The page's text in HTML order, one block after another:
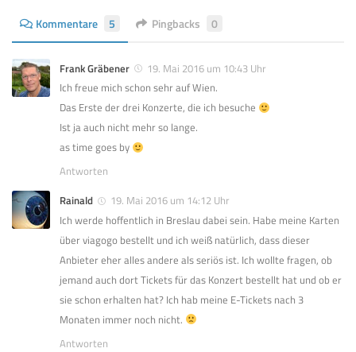
Kommentare 5 Pingbacks 0
Frank Gräbener
19. Mai 2016 um 10:43 Uhr
Ich freue mich schon sehr auf Wien.
Das Erste der drei Konzerte, die ich besuche
Ist ja auch nicht mehr so lange.
as time goes by
Antworten
Rainald
19. Mai 2016 um 14:12 Uhr
Ich werde hoffentlich in Breslau dabei sein. Habe meine Karten
über viagogo bestellt und ich weiß natürlich, dass dieser
Anbieter eher alles andere als seriös ist. Ich wollte fragen, ob
jemand auch dort Tickets für das Konzert bestellt hat und ob er
sie schon erhalten hat? Ich hab meine E-Tickets nach 3
Monaten immer noch nicht.
Antworten